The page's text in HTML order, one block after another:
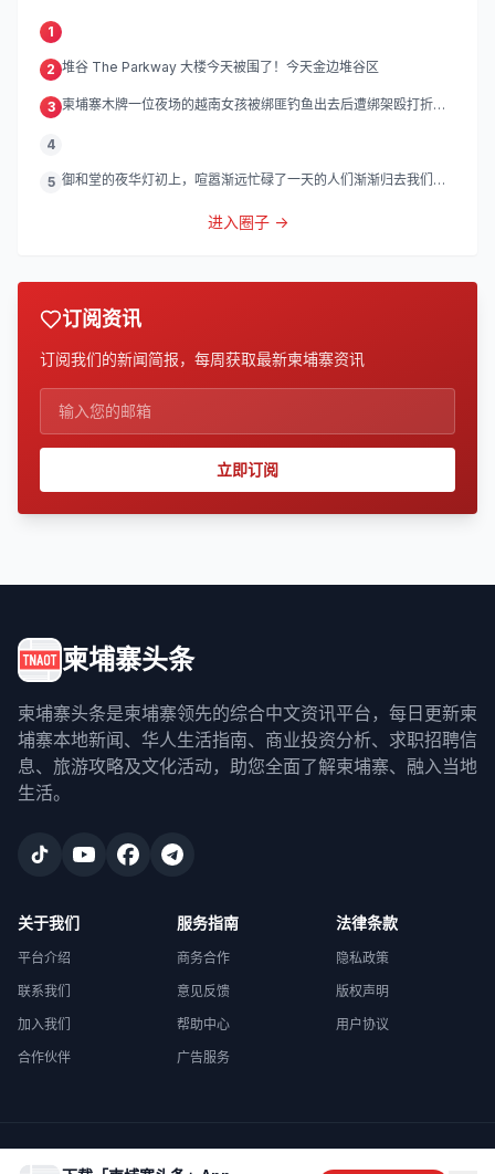
1
2 堆谷 The Parkway 大楼今天被围了！今天金边堆谷区
3 柬埔寨木牌一位夜场的越南女孩被绑匪钓鱼出去后遭绑架殴打折
4
5 御和堂的夜华灯初上，喧嚣渐远忙碌了一天的人们渐渐归去我们的
进入圈子 →
订阅资讯
订阅我们的新闻简报，每周获取最新柬埔寨资讯
立即订阅
柬埔寨头条
柬埔寨头条是柬埔寨领先的综合中文资讯平台，每日更新柬
埔寨本地新闻、华人生活指南、商业投资分析、求职招聘信
息、旅游攻略及文化活动，助您全面了解柬埔寨、融入当地
生活。
关于我们
平台介绍
联系我们
加入我们
合作伙伴
服务指南
商务合作
意见反馈
帮助中心
广告服务
法律条款
隐私政策
版权声明
用户协议